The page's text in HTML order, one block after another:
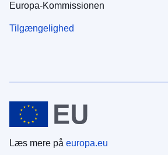
Europa-Kommissionen
Tilgængelighed
Læs mere på europa.eu